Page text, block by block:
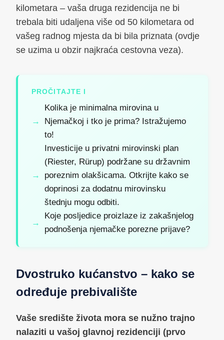
kilometara – vaša druga rezidencija ne bi
trebala biti udaljena više od 50 kilometara od
vašeg radnog mjesta da bi bila priznata (ovdje
se uzima u obzir najkraća cestovna veza).
PROČITAJTE I
Kolika je minimalna mirovina u
Njemačkoj i tko je prima? Istražujemo
to!
Investicije u privatni mirovinski plan
(Riester, Rürup) podržane su državnim
poreznim olakšicama. Otkrijte kako se
doprinosi za dodatnu mirovinsku
štednju mogu odbiti.
Koje posljedice proizlaze iz zakašnjelog
podnošenja njemačke porezne prijave?
Dvostruko kućanstvo – kako se
određuje prebivalište
Vaše središte života mora se nužno trajno
nalaziti u vašoj glavnoj rezidenciji (prvo